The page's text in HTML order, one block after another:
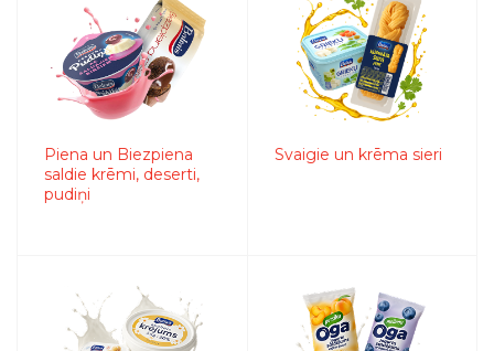
Piena un Biezpiena
saldie krēmi, deserti,
pudiņi
Svaigie un krēma sieri